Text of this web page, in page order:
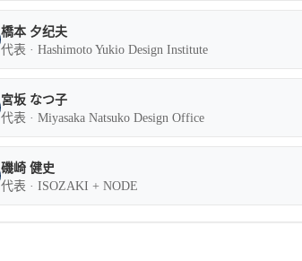
橋本 夕纪夫
代表 · Hashimoto Yukio Design Institute
宮坂 なつ子
代表 · Miyasaka Natsuko Design Office
磯崎 健史
代表 · ISOZAKI + NODE